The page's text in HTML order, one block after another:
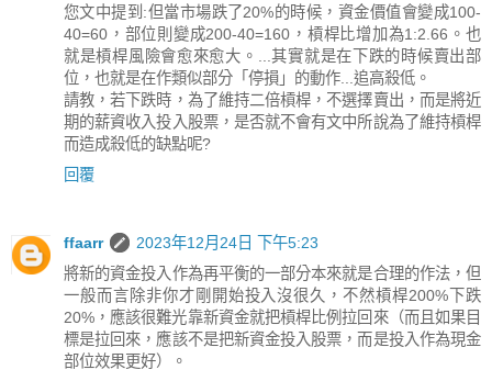
您文中提到:但當市場跌了20%的時候，資金價值會變成100-
40=60，部位則變成200-40=160，槓桿比增加為1:2.66。也
就是槓桿風險會愈來愈大。...其實就是在下跌的時候賣出部
位，也就是在作類似部分「停損」的動作...追高殺低。
請教，若下跌時，為了維持二倍槓桿，不選擇賣出，而是將近
期的薪資收入投入股票，是否就不會有文中所說為了維持槓桿
而造成殺低的缺點呢?
回覆
ffaarr
2023年12月24日 下午5:23
將新的資金投入作為再平衡的一部分本來就是合理的作法，但
一般而言除非你才剛開始投入沒很久，不然槓桿200%下跌
20%，應該很難光靠新資金就把槓桿比例拉回來（而且如果目
標是拉回來，應該不是把新資金投入股票，而是投入作為現金
部位效果更好）。